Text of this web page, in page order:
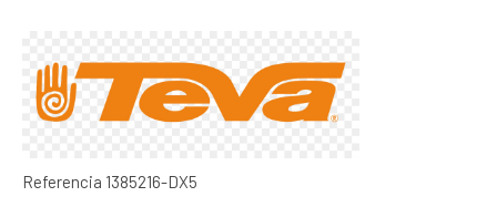
Referencia 1385216-DX5